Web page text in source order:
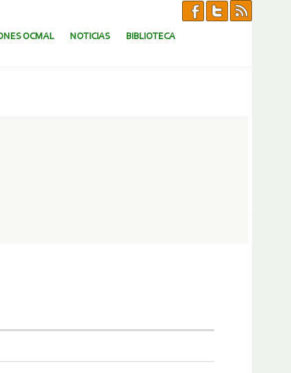
OCMAL NOTICIAS BIBLIOTECA